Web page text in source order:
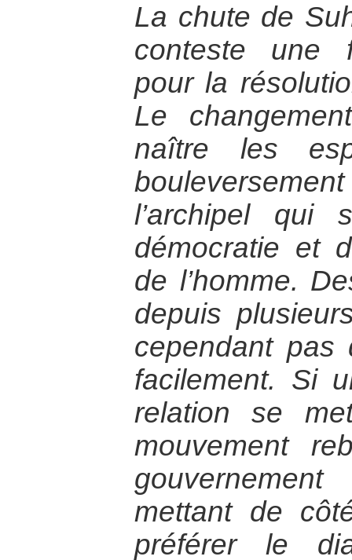
La chute de
conteste une
pour la
Le
naître les
l’archipel
démocratie et
de l’homme.
depuis
cependant
facilement. Si
relation se
mouvement
mettant de
préférer le